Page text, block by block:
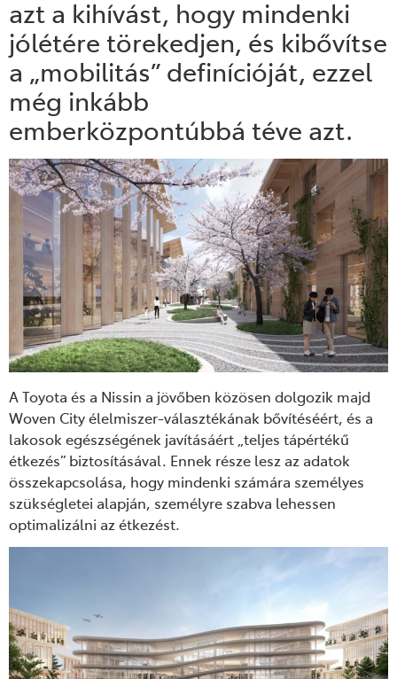
azt a kihívást, hogy mindenki
jólétére törekedjen, és kibővítse
a „mobilitás” definícióját, ezzel
még inkább
emberközpontúbbá téve azt.
A Toyota és a Nissin a jövőben közösen dolgozik majd
Woven City élelmiszer-választékának bővítéséért, és a
lakosok egészségének javításáért „teljes tápértékű
étkezés” biztosításával. Ennek része lesz az adatok
összekapcsolása, hogy mindenki számára személyes
szükségletei alapján, személyre szabva lehessen
optimalizálni az étkezést.